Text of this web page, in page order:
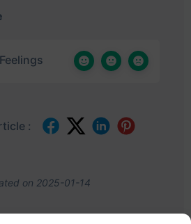
:
on 2025-01-14